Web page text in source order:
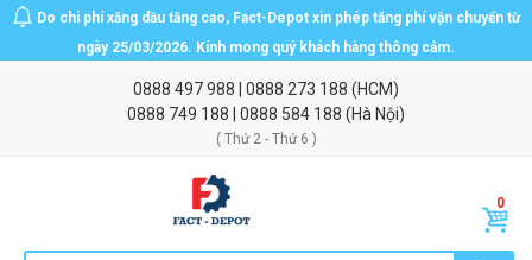
Do chi phí xăng dầu tăng cao, Fact-Depot xin phép tăng phí vận chuyển từ
ngày 25/03/2026. Kính mong quý khách hàng thông cảm.
0888 497 988 0888 273 188 (HCM)
0888 749 188
0888 584 188 (Hà Nội)
( Thứ 2 - Thứ 6 )